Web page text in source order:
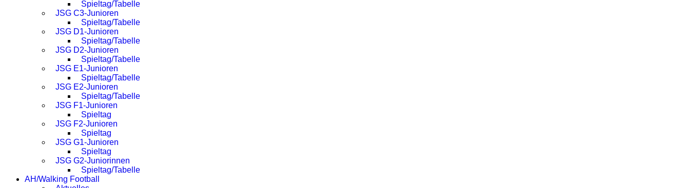
Spieltag/Tabelle
JSG C3-Junioren
Spieltag/Tabelle
JSG D1-Junioren
Spieltag/Tabelle
JSG D2-Junioren
Spieltag/Tabelle
JSG E1-Junioren
Spieltag/Tabelle
JSG E2-Junioren
Spieltag/Tabelle
JSG F1-Junioren
Spieltag
JSG F2-Junioren
Spieltag
JSG G1-Junioren
Spieltag
JSG G2-Juniorinnen
Spieltag/Tabelle
AH/Walking Football